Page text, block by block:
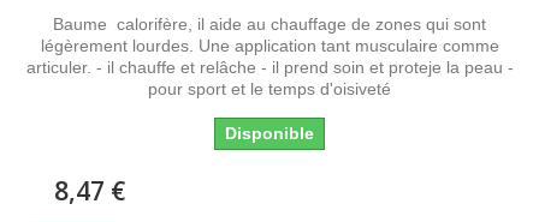
Baume calorifère, il aide au chauffage de zones qui sont
légèrement lourdes. Une application tant musculaire comme
articuler. - il chauffe et relâche - il prend soin et proteje la peau -
pour sport et le temps d'oisiveté
Disponible
8,47 €